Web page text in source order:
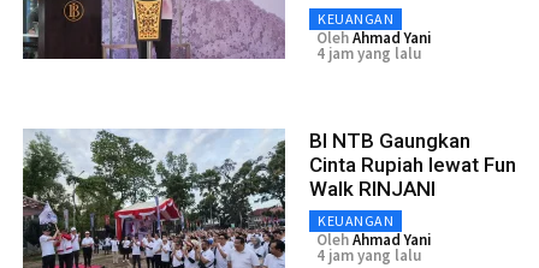
KEUANGAN
OlehAhmad Yani
4 jam yang lalu
BI NTB Gaungkan
Cinta Rupiah lewat Fun
Walk RINJANI
KEUANGAN
OlehAhmad Yani
4 jam yang lalu